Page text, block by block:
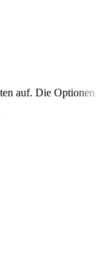
auf. Die Optionen